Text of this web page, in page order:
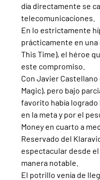
día directamente se
telecomunicaciones.
En lo estrictamente
prácticamente en una
This Time), el héroe
este compromiso.
Con Javier
Magic), pero bajo
favorito había logrado
en la meta y por el
Money en cuarto a
Reservado del
espectacular desde
manera notable.
El potrillo venía de